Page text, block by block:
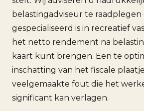
belastingadviseur te raadplegen
gespecialiseerd is in recreatief
het netto rendement na
kaart kunt brengen. Een te
inschatting van het fiscale
veelgemaakte fout die het
significant kan verlagen.